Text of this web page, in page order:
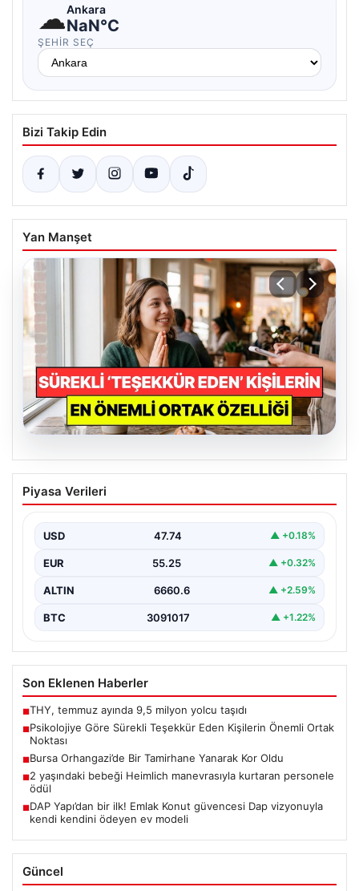
☁Ankara
NaN°C
ŞEHIR SEÇ
Bizi Takip Edin
Yan Manşet
Bursa Orhangazi’de Bir Tamirhane
Yanarak Kor Oldu
geldi ve bölgedeki birçok noktadan görülebilen
yüksek…
Piyasa Verileri
USD 47.74 ▲ +0.18%
EUR 55.25 ▲ +0.32%
ALTIN 6660.6 ▲ +2.59%
BTC 3091017 ▲ +1.22%
Son Eklenen Haberler
■THY, temmuz ayında 9,5 milyon yolcu taşıdı
■Psikolojiye Göre Sürekli Teşekkür Eden Kişilerin Önemli Ortak
Noktası
■Bursa Orhangazi’de Bir Tamirhane Yanarak Kor Oldu
■2 yaşındaki bebeği Heimlich manevrasıyla kurtaran personele
ödül
■DAP Yapı’dan bir ilk! Emlak Konut güvencesi Dap vizyonuyla
kendi kendini ödeyen ev modeli
Güncel